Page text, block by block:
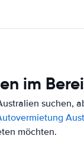
im
suchen,
möchten.